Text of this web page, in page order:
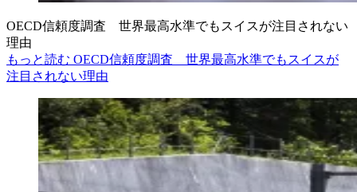
OECD信頼度調査 世界最高水準でもスイスが注目されない
理由
もっと読む OECD信頼度調査 世界最高水準でもスイスが
注目されない理由